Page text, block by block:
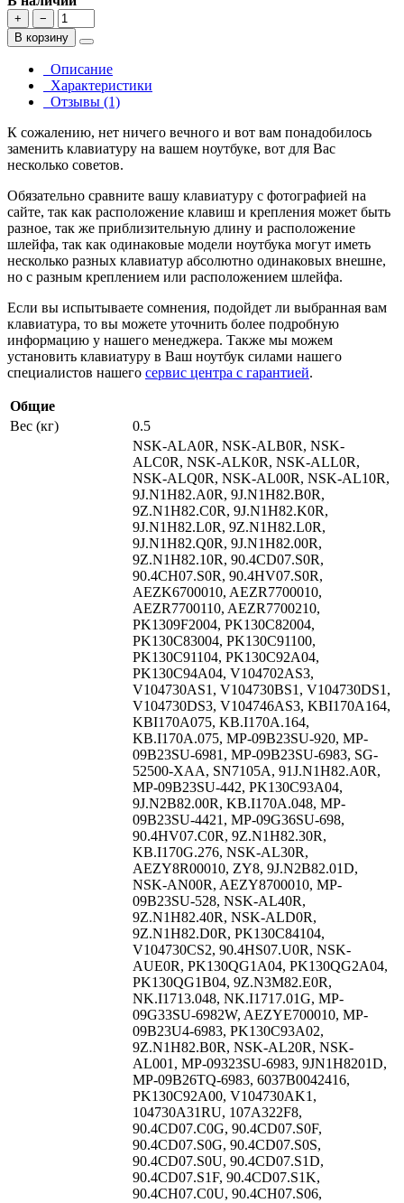
+
−
В корзину
Описание
Характеристики
Отзывы (1)
К сожалению, нет ничего вечного и вот вам понадобилось
заменить клавиатуру на вашем ноутбуке, вот для Вас
несколько советов.
Обязательно сравните вашу клавиатуру с фотографией на
сайте, так как расположение клавиш и крепления может быть
разное, так же приблизительную длину и расположение
шлейфа, так как одинаковые модели ноутбука могут иметь
несколько разных клавиатур абсолютно одинаковых внешне,
но с разным креплением или расположением шлейфа.
Если вы испытываете сомнения, подойдет ли выбранная вам
клавиатура, то вы можете уточнить более подробную
информацию у нашего менеджера. Также мы можем
установить клавиатуру в Ваш ноутбук силами нашего
специалистов нашего сервис центра с гарантией.
Общие
Вес (кг)
0.5
NSK-ALA0R, NSK-ALB0R, NSK-
ALC0R, NSK-ALK0R, NSK-ALL0R,
NSK-ALQ0R, NSK-AL00R, NSK-AL10R,
9J.N1H82.A0R, 9J.N1H82.B0R,
9Z.N1H82.C0R, 9J.N1H82.K0R,
9J.N1H82.L0R, 9Z.N1H82.L0R,
9J.N1H82.Q0R, 9J.N1H82.00R,
9Z.N1H82.10R, 90.4CD07.S0R,
90.4CH07.S0R, 90.4HV07.S0R,
AEZK6700010, AEZR7700010,
AEZR7700110, AEZR7700210,
PK1309F2004, PK130C82004,
PK130C83004, PK130C91100,
PK130C91104, PK130C92A04,
PK130C94A04, V104702AS3,
V104730AS1, V104730BS1, V104730DS1,
V104730DS3, V104746AS3, KBI170A164,
KBI170A075, KB.I170A.164,
KB.I170A.075, MP-09B23SU-920, MP-
09B23SU-6981, MP-09B23SU-6983, SG-
52500-XAA, SN7105A, 91J.N1H82.A0R,
MP-09B23SU-442, PK130C93A04,
9J.N2B82.00R, KB.I170A.048, MP-
09B23SU-4421, MP-09G36SU-698,
90.4HV07.C0R, 9Z.N1H82.30R,
KB.I170G.276, NSK-AL30R,
AEZY8R00010, ZY8, 9J.N2B82.01D,
NSK-AN00R, AEZY8700010, MP-
09B23SU-528, NSK-AL40R,
9Z.N1H82.40R, NSK-ALD0R,
9Z.N1H82.D0R, PK130C84104,
V104730CS2, 90.4HS07.U0R, NSK-
AUE0R, PK130QG1A04, PK130QG2A04,
PK130QG1B04, 9Z.N3M82.E0R,
NK.I1713.048, NK.I1717.01G, MP-
09G33SU-6982W, AEZYE700010, MP-
09B23U4-6983, PK130C93A02,
9Z.N1H82.B0R, NSK-AL20R, NSK-
AL001, MP-09323SU-6983, 9JN1H8201D,
MP-09B26TQ-6983, 6037B0042416,
PK130C92A00, V104730AK1,
104730A31RU, 107A322F8,
90.4CD07.C0G, 90.4CD07.S0F,
90.4CD07.S0G, 90.4CD07.S0S,
90.4CD07.S0U, 90.4CD07.S1D,
90.4CD07.S1F, 90.4CD07.S1K,
90.4CH07.C0U, 90.4CH07.S06,